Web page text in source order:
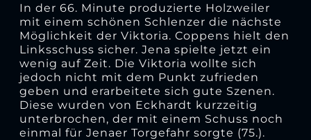
In der 66. Minute produzierte Holzweiler
mit einem schönen Schlenzer die nächste
Möglichkeit der Viktoria. Coppens hielt den
Linksschuss sicher. Jena spielte jetzt ein
wenig auf Zeit. Die Viktoria wollte sich
jedoch nicht mit dem Punkt zufrieden
geben und erarbeitete sich gute Szenen.
Diese wurden von Eckhardt kurzzeitig
unterbrochen, der mit einem Schuss noch
einmal für Jenaer Torgefahr sorgte (75.).